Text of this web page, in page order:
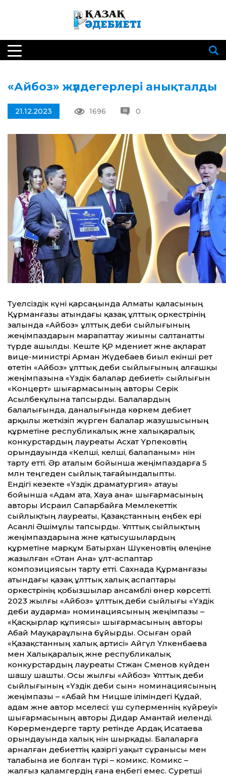
«Айбоз» жүлдегерлері анықталды
21.12.2023 1696 0
Тәуелсіздік күні қарсаңында Алматы қаласының
Құрманғазы атындағы қазақ ұлттық оркестрінің
залында «Айбоз» ұлттық әдеби сыйлығының
жеңімпаздарын марапаттау жиыны салтанатты
түрде ашылды. Кеште ҚР мәдениет және ақпарат
вице-министрі Арман Жүдебаев биыл екінші рет
өтетін «Айбоз» ұлттық әдеби сыйлығының алғашқы
жеңімпазына «Үздік балалар әдебиеті» сыйлығын
«Концерт» шығармасының авторы Серік
Асылбекұлына тапсырды. Балалардың
балалығында, даналығында көркем әдебиет
арқылы жеткізіп жүрген балалар жазушысының
құрметіне республикалық және халықаралық
конкурстардың лауреаты Асхат Үрпековтің
орындауында «Келші, келші, балапаным» әнін
тарту етті. Әр аталым бойынша жеңімпаздарға 5
млн теңгеден сыйлық тағайындалыпты.
Ендігі кезекте «Үздік драматургия» атауы
бойынша «Адам ата, Хауа ана» шығармасының
авторы Исраил Сапарбайға Мемлекеттік
сыйлықтың лауреаты, Қазақстанның еңбек ері
Асанәлі Әшімұлы тапсырды. Ұлттық сыйлықтың
жеңімпаздарына және қатысушылардың
құрметіне марқұм Батырхан Шүкеновтің өлеңіне
жазылған «Отан Ана» ұлт-аспаптар
композициясын тарту етті. Сахнада Құрманғазы
атындағы қазақ ұлттық халық аспаптары
оркестрінің қобызшылар ансамблі өнер көрсетті.
2023 жылғы «Айбоз» ұлттық әдеби сыйлығы «Үздік
әдеби аударма» номинациясының жеңімпазы –
«Қасқырлар құпиясы» шығармасының авторы
Абай Мауқараұлына бұйырды. Осыған орай
«Қазақстанның халық артисі» Айгүл Үлкенбаева
мен Халықаралық және республикалық
конкурстардың лауреаты Сәтжан Сәменов күйден
шашу шашты. Осы жылғы «Айбоз» Ұлттық әдеби
сыйлығының «Үздік әдеби сын» номинациясының
жеңімпазы – «Абай һәм Ницше іліміндегі Құдай,
адам және автор мәселесі: үш суперменнің күйреуі»
шығармасының авторы Дидар Амантай иеленді.
Көрермендерге тарту ретінде Ардақ Исатаева
орындауында халық әнін шырқады. Балаларға
арналған әдебиеттің қазіргі уақыт сұранысы мен
талабына ие болған түрі – комикс. Комикс –
жалғыз қаламгердің ғана еңбегі емес. Суретші